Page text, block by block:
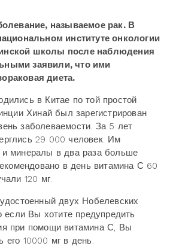
называемое рак. В
институте онкологии
школы после наблюдения
заявили, что ими
диета.
в Китае по той простой
Хинай был зарегистрирован
заболеваемости. За 5 лет
29 000 человек. Им
минералы в два раза больше
в день витамина С 60
120 мг.
двух Нобелевских
если Вы хотите предупредить
при помощи витамина С, Вы
его 10000 мг в день.